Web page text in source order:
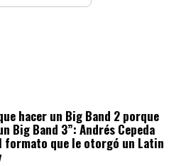
hacer un Big Band 2 porque
Big Band 3”: Andrés Cepeda
formato que le otorgó un Latin